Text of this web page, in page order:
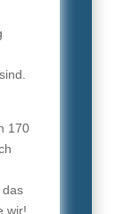
170
wir!